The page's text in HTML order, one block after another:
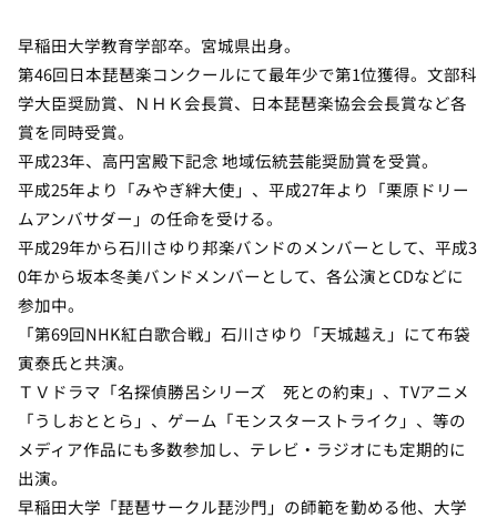
早稲田大学教育学部卒。宮城県出身。
第46回日本琵琶楽コンクールにて最年少で第1位獲得。文部科
学大臣奨励賞、ＮＨＫ会長賞、日本琵琶楽協会会長賞など各
賞を同時受賞。
平成23年、高円宮殿下記念 地域伝統芸能奨励賞を受賞。
平成25年より「みやぎ絆大使」、平成27年より「栗原ドリー
ムアンバサダー」の任命を受ける。
平成29年から石川さゆり邦楽バンドのメンバーとして、平成3
0年から坂本冬美バンドメンバーとして、各公演とCDなどに
参加中。
「第69回NHK紅白歌合戦」石川さゆり「天城越え」にて布袋
寅泰氏と共演。
ＴＶドラマ「名探偵勝呂シリーズ 死との約束」、TVアニメ
「うしおととら」、ゲーム「モンスターストライク」、等の
メディア作品にも多数参加し、テレビ・ラジオにも定期的に
出演。
早稲田大学「琵琶サークル琵沙門」の師範を勤める他、大学